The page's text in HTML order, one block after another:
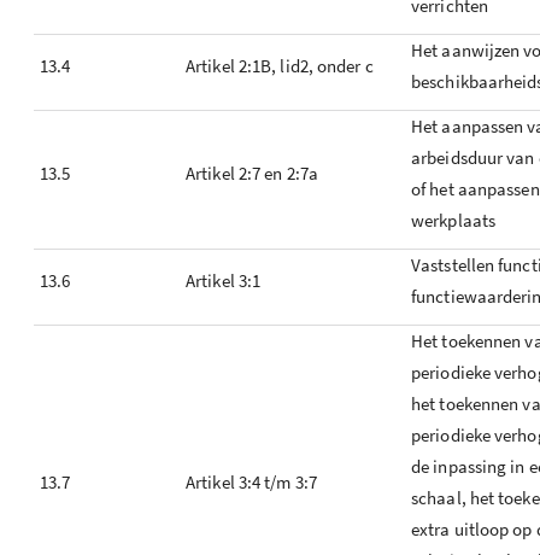
verrichten
13.4 Artikel 2:1B, lid2, onder c
Het aanwijzen
13.5 Artikel 2:7 en 2:7a
Het aanpassen
arbeidsduur van
of het
werkplaats
13.6 Artikel 3:1
Vaststellen
13.7 Artikel 3:4 t/m 3:7
Het toekennen
periodieke
het toekennen
periodieke
de inpassing in
schaal, het
extra uitloop op